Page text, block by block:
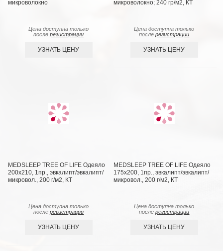
микроволокно
Цена доступна только
послерегистрации
УЗНАТЬ ЦЕНУ
микроволокно; 240 гр/м2, КТ
Цена доступна только
послерегистрации
УЗНАТЬ ЦЕНУ
MEDSLEEP TREE OF LIFE Одеяло
200х210, 1пр., эвкалипт/эвкалипт/
микровол., 200 г/м2, КТ
Цена доступна только
послерегистрации
УЗНАТЬ ЦЕНУ
MEDSLEEP TREE OF LIFE Одеяло
175х200, 1пр., эвкалипт/эвкалипт/
микровол., 200 г/м2, КТ
Цена доступна только
послерегистрации
УЗНАТЬ ЦЕНУ